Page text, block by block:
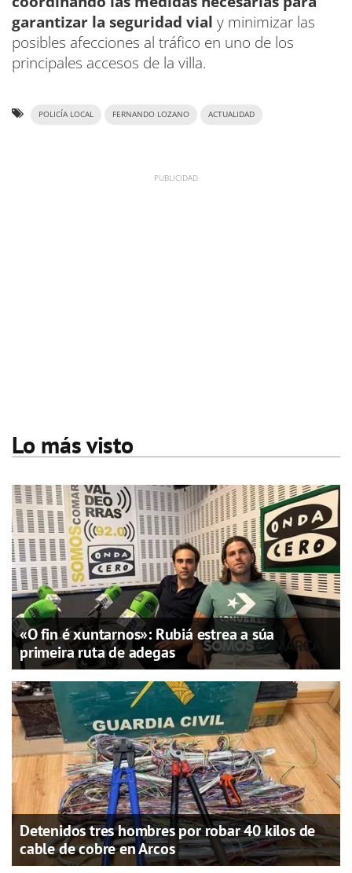
garantizar la seguridad vial y minimizar las
posibles afecciones al tráfico en uno de los
principales accesos de la villa.
POLICÍA LOCAL FERNANDO LOZANO ACTUALIDAD
Lo más visto
«O fin é xuntarnos»: Rubiá estrea a súa
primeira ruta de adegas
Detenidos tres hombres por robar 40 kilos de
cable de cobre en Arcos